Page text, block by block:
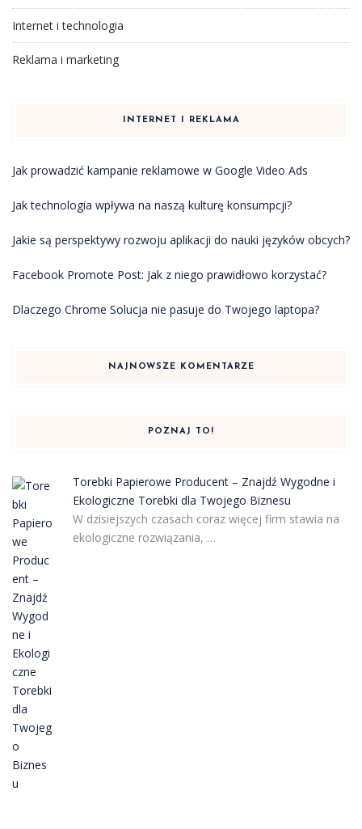
Internet i technologia
Reklama i marketing
INTERNET I REKLAMA
Jak prowadzić kampanie reklamowe w Google Video Ads
Jak technologia wpływa na naszą kulturę konsumpcji?
Jakie są perspektywy rozwoju aplikacji do nauki języków obcych?
Facebook Promote Post: Jak z niego prawidłowo korzystać?
Dlaczego Chrome Solucja nie pasuje do Twojego laptopa?
NAJNOWSZE KOMENTARZE
POZNAJ TO!
Torebki Papierowe Producent – Znajdź Wygodne i
Ekologiczne Torebki dla Twojego Biznesu
W dzisiejszych czasach coraz więcej firm stawia na
ekologiczne rozwiązania, …